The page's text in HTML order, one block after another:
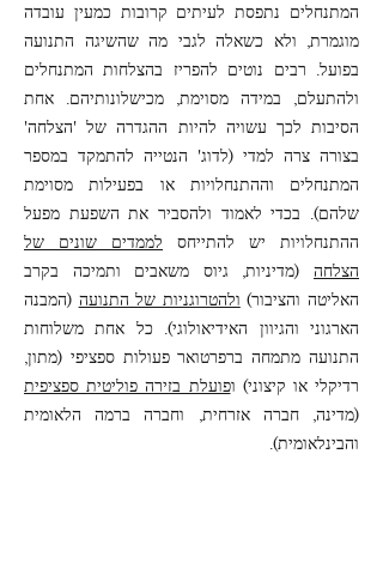
המתנחלים נתפסת לעיתים קרובות כמעין עובדה
מוגמרת, ולא כשאלה לגבי מה שהשיגה התנועה
בפועל. רבים נוטים להפריז בהצלחות המתנחלים
ולהתעלם, במידה מסוימת, מכישלונותיהם. אחת
הסיבות לכך עשויה להיות ההגדרה של 'הצלחה'
בצורה צרה למדי )לדוג' הנטייה להתמקד במספר
המתנחלים וההתנחלויות או בפעילות מסוימת
שלהם(. בכדי לאמוד ולהסביר את השפעת מפעל
ההתנחלויות יש להתייחס לממדים שונים של
הצלחה )מדיניות, גיוס משאבים ותמיכה בקרב
האליטה והציבור( ולהטרוגניות של התנועה )המבנה
הארגוני והגיוון האידיאולוגי(. כל אחת משלוחות
התנועה מתמחה ברפרטואר פעולות ספציפי )מתון,
רדיקלי או קיצוני( ופועלת בזירה פוליטית ספציפית
)מדינה, חברה אזרחית, וחברה ברמה הלאומית
והבינלאומית(.